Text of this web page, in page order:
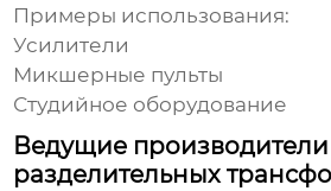
Примеры использования:
Усилители
Микшерные пульты
Студийное оборудование
Ведущие производители
разделительных